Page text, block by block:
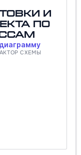
и
по
СХЕМЫ